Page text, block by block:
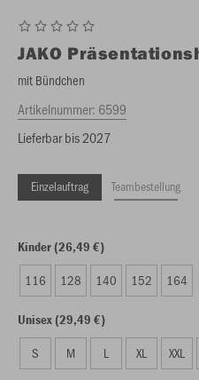
JAKO
mit Bündchen
Artikelnummer: 6599
Lieferbar bis 2027
Einzelauftrag Teambestellung
Kinder (26,49 €)
116 128 140 152 164
Unisex (29,49 €)
S M L XL XXL